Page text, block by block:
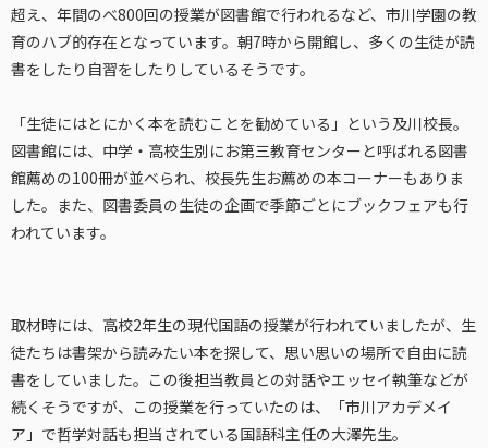
超え、年間のべ800回の授業が図書館で行われるなど、市川学園の教
育のハブ的存在となっています。朝7時から開館し、多くの生徒が読
書をしたり自習をしたりしているそうです。
「生徒にはとにかく本を読むことを勧めている」という及川校長。
図書館には、中学・高校生別にお第三教育センターと呼ばれる図書
館薦めの100冊が並べられ、校長先生お薦めの本コーナーもありま
した。また、図書委員の生徒の企画で季節ごとにブックフェアも行
われています。
取材時には、高校2年生の現代国語の授業が行われていましたが、生
徒たちは書架から読みたい本を探して、思い思いの場所で自由に読
書をしていました。この後担当教員との対話やエッセイ執筆などが
続くそうですが、この授業を行っていたのは、「市川アカデメイ
ア」で哲学対話も担当されている国語科主任の大澤先生。